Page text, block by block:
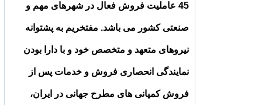
45 عاملیت فروش فعال در شهرهای مهم و
صنعتی کشور می باشد. مفتخریم به پشتوانه
نیروهای متعهد و متخصص خود و با دارا بودن
نمایندگی انحصاری فروش و خدمات پس از
فروش کمپانی های مطرح جهانی در ایران،